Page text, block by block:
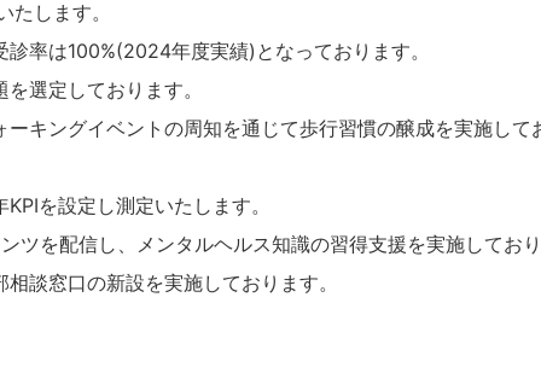
します。
率は100%(2024年度実績)となっております。
選定しております。
キングイベントの周知を通じて歩行習慣の醸成を実施して
を設定し測定いたします。
ツを配信し、メンタルヘルス知識の習得支援を実施してお
談窓口の新設を実施しております。